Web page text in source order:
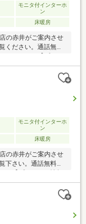
トルームなど共用施
モニタ付インターホ
ン
床暖房
の赤井がご案内させ
ください。通話無料
側バルコニーから海
館方面の海が望めま
寧にお使いです！ペッ
ルームなど共用施設
代以上、パート、契
、など住宅ローンが
軽にご相談ください
モニタ付インターホ
ン
床暖房
の赤井がご案内させ
下さい。通話無料ダ
ニーから海が望めま
しい４LDK！専有面
です！室内改装済
ドリモ施工(LDK洋室
・畳表替・襖貼替・